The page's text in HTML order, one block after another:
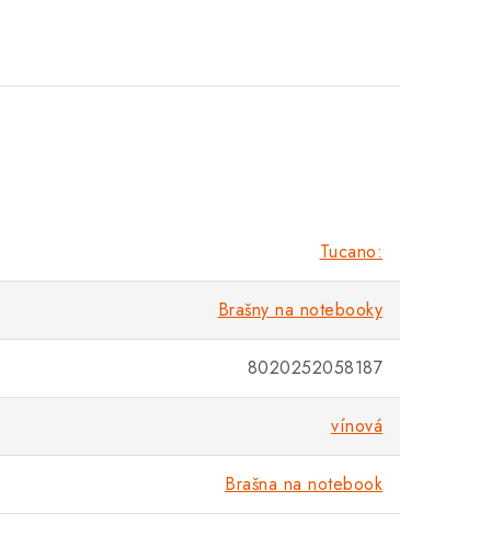
Tucano:
Brašny na notebooky
8020252058187
vínová
Brašna na notebook